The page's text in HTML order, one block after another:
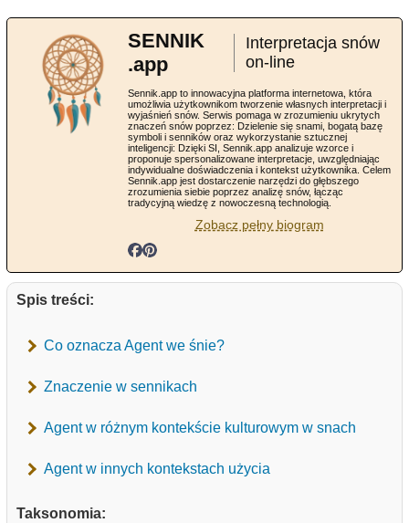
SENNIK
.app
Interpretacja snów
on-line
Sennik.app to innowacyjna platforma internetowa, która
umożliwia użytkownikom tworzenie własnych interpretacji i
wyjaśnień snów. Serwis pomaga w zrozumieniu ukrytych
znaczeń snów poprzez: Dzielenie się snami, bogatą bazę
symboli i senników oraz wykorzystanie sztucznej
inteligencji: Dzięki SI, Sennik.app analizuje wzorce i
proponuje spersonalizowane interpretacje, uwzględniając
indywidualne doświadczenia i kontekst użytkownika. Celem
Sennik.app jest dostarczenie narzędzi do głębszego
zrozumienia siebie poprzez analizę snów, łącząc
tradycyjną wiedzę z nowoczesną technologią.
Zobacz pełny biogram
Spis treści:
Co oznacza Agent we śnie?
Znaczenie w sennikach
Agent w różnym kontekście kulturowym w snach
Agent w innych kontekstach użycia
Taksonomia: